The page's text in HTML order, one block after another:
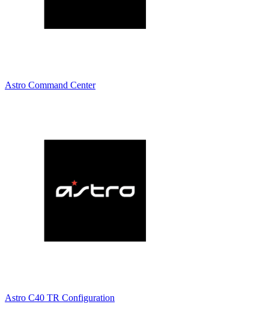
Astro Command Center
Astro C40 TR Configuration